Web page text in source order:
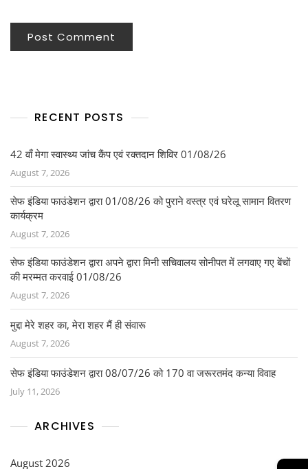
RECENT POSTS
42 वाँ मेगा स्वास्थ्य जांच कैंप एवं रक्तदान शिविर 01/08/26
August 7, 2026
सेफ इंडिया फाउंडेशन द्वारा 01/08/26 को पुराने वस्त्र एवं घरेलू सामान वितरण
कार्यक्रम
August 7, 2026
सेफ इंडिया फाउंडेशन द्वारा अपने द्वारा मिनी सचिवालय सोनीपत में लगवाए गए बेंचों
की मरम्मत करवाई 01/08/26
August 7, 2026
मुद्दा मेरे शहर का, मेरा शहर मैं ही संवारू
August 7, 2026
सेफ इंडिया फाउंडेशन द्वारा 08/07/26 को 170 वा जरूरतमंद कन्या विवाह
July 11, 2026
ARCHIVES
August 2026